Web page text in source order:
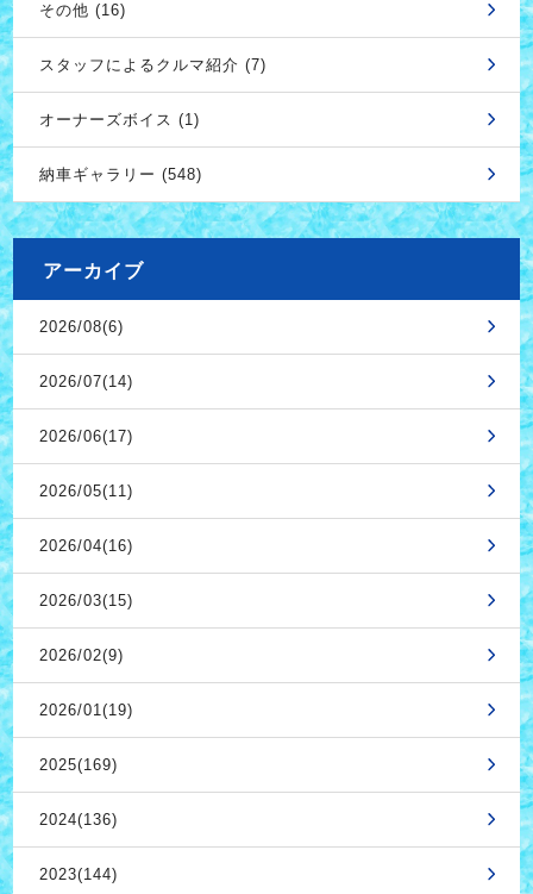
その他 (16)
スタッフによるクルマ紹介 (7)
オーナーズボイス (1)
納車ギャラリー (548)
アーカイブ
2026/08(6)
2026/07(14)
2026/06(17)
2026/05(11)
2026/04(16)
2026/03(15)
2026/02(9)
2026/01(19)
2025(169)
2024(136)
2023(144)